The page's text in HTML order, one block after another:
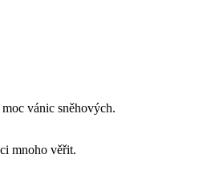
vánic sněhových.
mnoho věřit.